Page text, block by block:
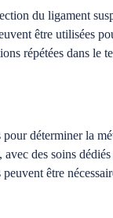
du ligament
être utilisées
répétées dans le
déterminer la
avec des soins
être